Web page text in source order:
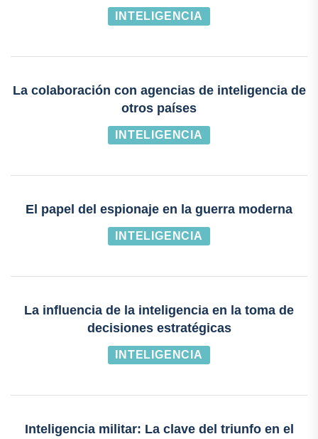
INTELIGENCIA
La colaboración con agencias de inteligencia de
otros países
INTELIGENCIA
El papel del espionaje en la guerra moderna
INTELIGENCIA
La influencia de la inteligencia en la toma de
decisiones estratégicas
INTELIGENCIA
Inteligencia militar: La clave del triunfo en el